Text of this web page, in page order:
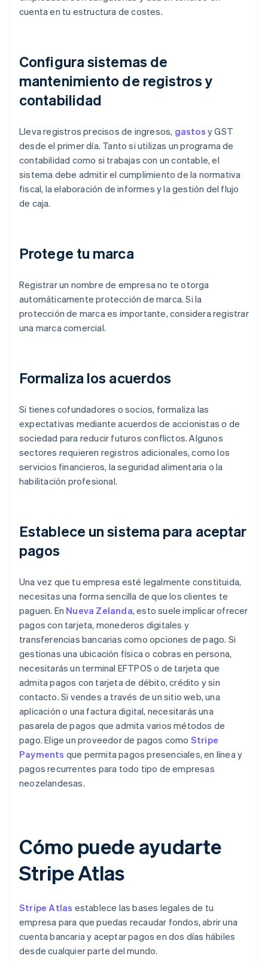
cuenta en tu estructura de costes.
Configura sistemas de
mantenimiento de registros y
contabilidad
Lleva registros precisos de ingresos, gastos y GST
desde el primer día. Tanto si utilizas un programa de
contabilidad como si trabajas con un contable, el
sistema debe admitir el cumplimiento de la normativa
fiscal, la elaboración de informes y la gestión del flujo
de caja.
Protege tu marca
Registrar un nombre de empresa no te otorga
automáticamente protección de marca. Si la
protección de marca es importante, considera registrar
una marca comercial.
Formaliza los acuerdos
Si tienes cofundadores o socios, formaliza las
expectativas mediante acuerdos de accionistas o de
sociedad para reducir futuros conflictos. Algunos
sectores requieren registros adicionales, como los
servicios financieros, la seguridad alimentaria o la
habilitación profesional.
Establece un sistema para aceptar
pagos
Una vez que tu empresa esté legalmente constituida,
necesitas una forma sencilla de que los clientes te
paguen. En Nueva Zelanda, esto suele implicar ofrecer
pagos con tarjeta, monederos digitales y
transferencias bancarias como opciones de pago. Si
gestionas una ubicación física o cobras en persona,
necesitarás un terminal EFTPOS o de tarjeta que
admita pagos con tarjeta de débito, crédito y sin
contacto. Si vendes a través de un sitio web, una
aplicación o una factura digital, necesitarás una
pasarela de pagos que admita varios métodos de
pago. Elige un proveedor de pagos como Stripe
Payments que permita pagos presenciales, en línea y
pagos recurrentes para todo tipo de empresas
neozelandesas.
Cómo puede ayudarte
Stripe Atlas
Stripe Atlas establece las bases legales de tu
empresa para que puedas recaudar fondos, abrir una
cuenta bancaria y aceptar pagos en dos días hábiles
desde cualquier parte del mundo.